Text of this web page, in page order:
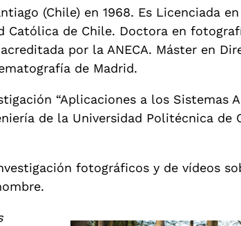
(Chile) en 1968. Es Licenciada
Católica de Chile. Doctora en
por la ANECA. Máster en
de Madrid.
“Aplicaciones a los Sistemas
de la Universidad Politécnica de
fotográficos y de vídeos